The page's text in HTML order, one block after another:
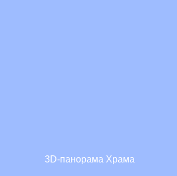
3D-панорама Храма